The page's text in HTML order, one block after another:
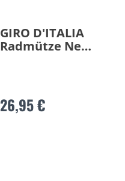
GIRO D'ITALIA
Radmütze Nera
26,95 €